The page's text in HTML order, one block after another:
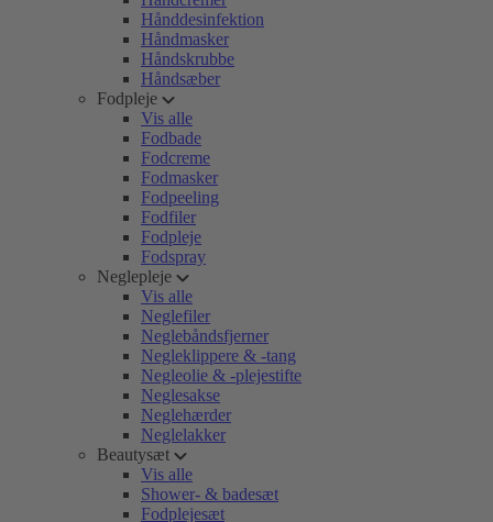
Hånddesinfektion
Håndmasker
Håndskrubbe
Håndsæber
Fodpleje
Vis alle
Fodbade
Fodcreme
Fodmasker
Fodpeeling
Fodfiler
Fodpleje
Fodspray
Neglepleje
Vis alle
Neglefiler
Neglebåndsfjerner
Negleklippere & -tang
Negleolie & -plejestifte
Neglesakse
Neglehærder
Neglelakker
Beautysæt
Vis alle
Shower- & badesæt
Fodplejesæt